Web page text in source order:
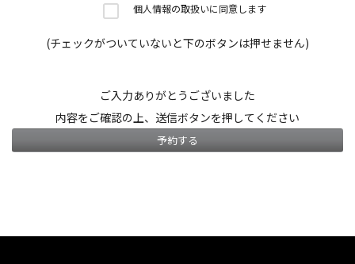
個人情報の取扱いに同意します
(チェックがついていないと下のボタンは押せません)
ご入力ありがとうございました
内容をご確認の上、送信ボタンを押してください
予約する